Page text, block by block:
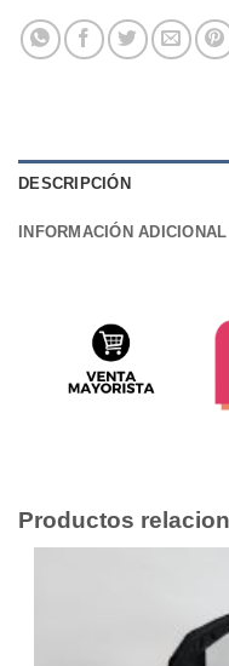
DESCRIPCIÓN
INFORMACIÓN ADICIONAL
Productos